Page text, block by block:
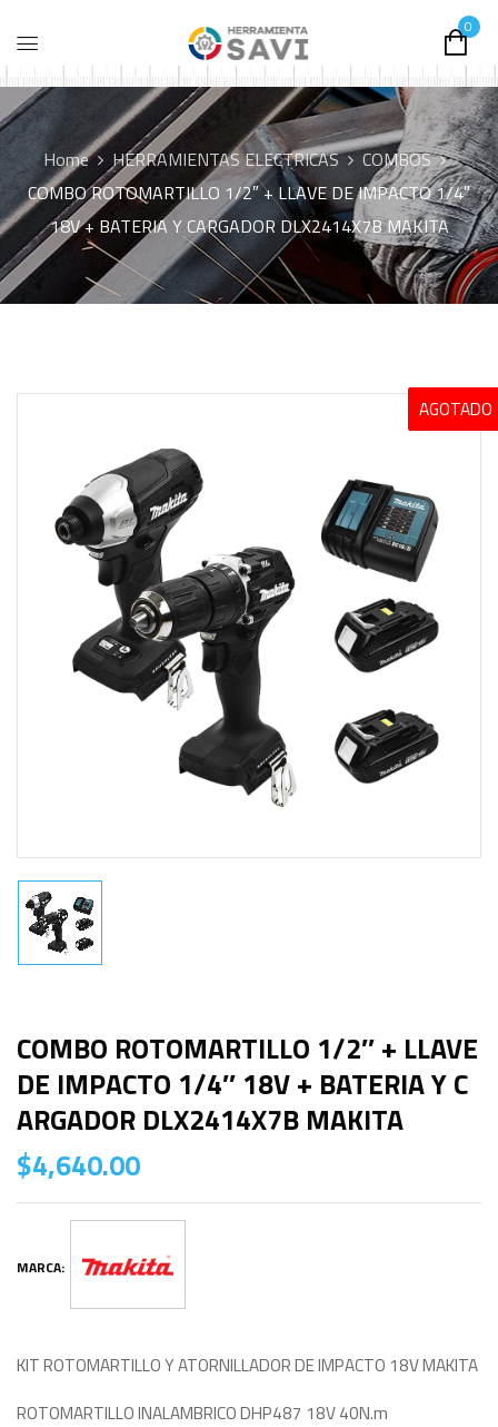
0
Home HERRAMIENTAS ELECTRICAS
COMBOS
COMBO ROTOMARTILLO 1/2″ + LLAVE DE IMPACTO 1/4″
18V + BATERIA Y CARGADOR DLX2414X7B MAKITA
AGOTADO
COMBO ROTOMARTILLO 1/2″ + LLAVE
DE IMPACTO 1/4″ 18V + BATERIA Y C
ARGADOR DLX2414X7B MAKITA
$4,640.00
MARCA:
KIT ROTOMARTILLO Y ATORNILLADOR DE IMPACTO 18V MAKITA
ROTOMARTILLO INALAMBRICO DHP487 18V 40N.m